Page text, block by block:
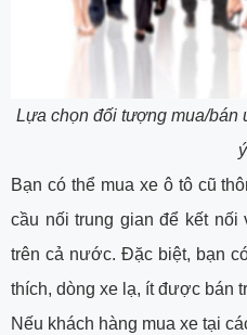
Lựa chọn đối tượng mua/bán
ý
Bạn có thể mua xe ô tô cũ
cầu nối trung gian để kết
trên cả nước. Đặc biệt, bạn
thích, dòng xe lạ, ít được bán
Nếu khách hàng mua xe tại